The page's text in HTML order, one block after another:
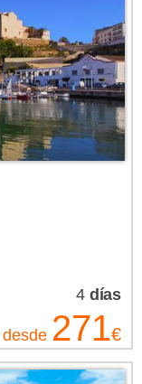
See the
details.
4 días
271€
desde